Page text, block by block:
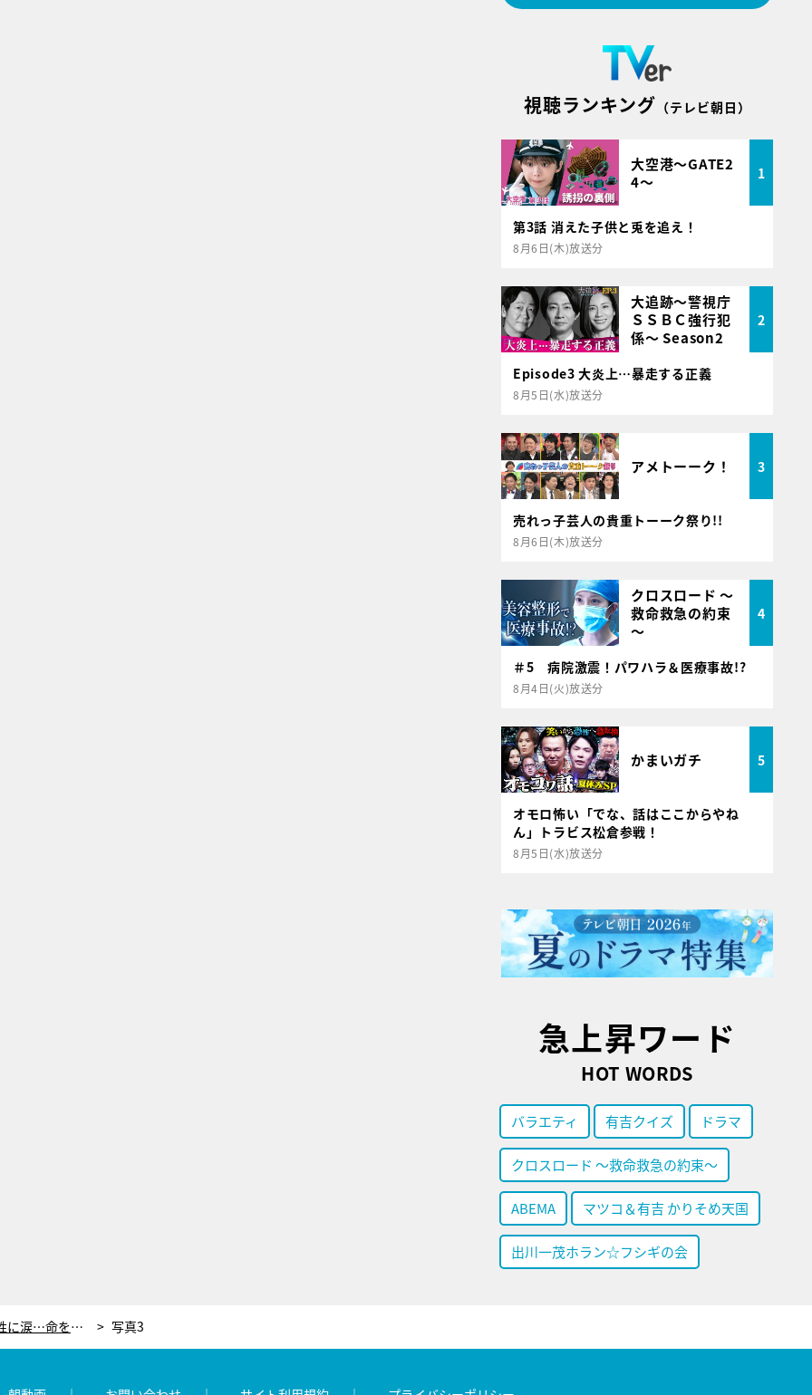
視聴ランキング （テレビ朝日）
大空港～GATE2
4～
1
第3話 消えた子供と兎を追え！
8月6日(木)放送分
大追跡～警視庁
ＳＳＢＣ強行犯
係～ Season2
2
Episode3 大炎上…暴走する正義
8月5日(水)放送分
アメトーーク！ 3
売れっ子芸人の貴重トーーク祭り!!
8月6日(木)放送分
クロスロード ～
救命救急の約束
～
4
＃5 病院激震！パワハラ＆医療事故!?
8月4日(火)放送分
かまいガチ 5
オモロ怖い「でな、話はここからやね
ん」トラビス松倉参戦！
8月5日(水)放送分
急上昇ワード
HOT WORDS
バラエティ 有吉クイズ ドラマ
クロスロード ～救命救急の約束～
ABEMA マツコ＆有吉 かりそめ天国
出川一茂ホラン☆フシギの会
『仮面の忍者 赤影』まさかの犠牲に涙…命を懸けた“最期の恩返し”が切ない 写真3